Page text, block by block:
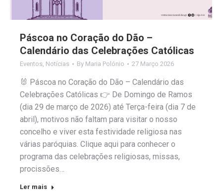
Páscoa no Coração do Dão –
Calendário das Celebrações Católicas
Eventos Notícias By Maria Polónio 27 Março 2026
🐰 Páscoa no Coração do Dão – Calendário das
Celebrações Católicas 👉 De Domingo de Ramos
(dia 29 de março de 2026) até Terça-feira (dia 7 de
abril), motivos não faltam para visitar o nosso
concelho e viver esta festividade religiosa nas
várias paróquias. Clique aqui para conhecer o
programa das celebrações religiosas, missas,
procissões…
Ler mais